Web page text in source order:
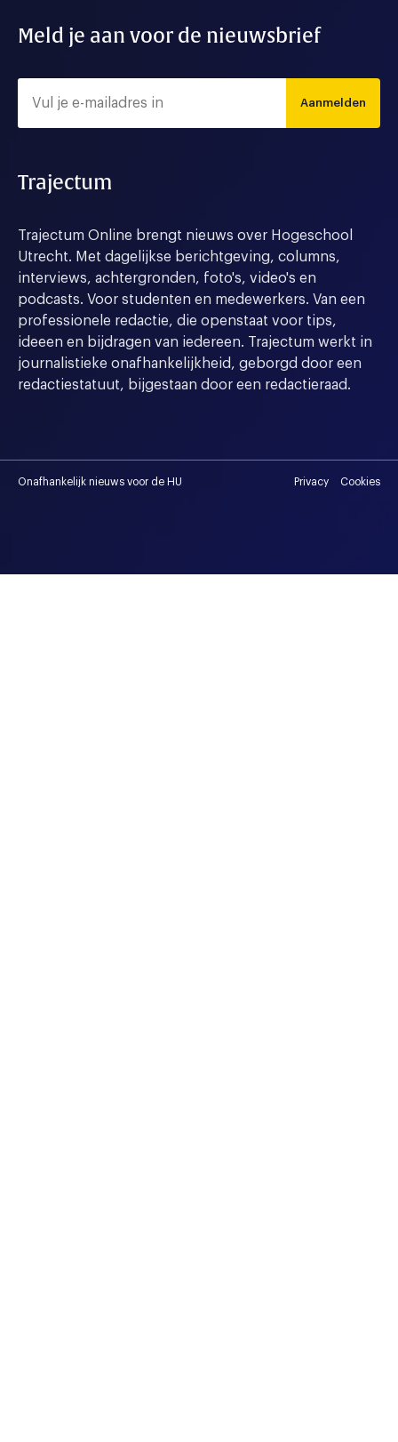
Meld je aan voor de nieuwsbrief
Aanmelden
Trajectum
Trajectum Online brengt nieuws over Hogeschool
Utrecht. Met dagelijkse berichtgeving, columns,
interviews, achtergronden, foto's, video's en
podcasts. Voor studenten en medewerkers. Van een
professionele redactie, die openstaat voor tips,
ideeen en bijdragen van iedereen. Trajectum werkt in
journalistieke onafhankelijkheid, geborgd door een
redactiestatuut, bijgestaan door een redactieraad.
Onafhankelijk nieuws voor de HU Privacy Cookies